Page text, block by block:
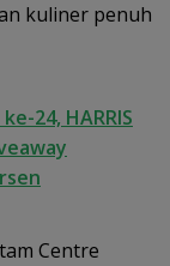
kuliner penuh
24, HARRIS
Centre